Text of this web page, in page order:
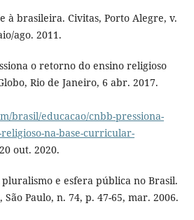
à brasileira. Civitas, Porto Alegre, v.
ago. 2011.
o retorno do ensino religioso
Rio de Janeiro, 6 abr. 2017.
brasil/educacao/cnbb-pressiona-
na-base-curricular-
out. 2020.
pluralismo e esfera pública no Brasil.
São Paulo, n. 74, p. 47-65, mar. 2006.